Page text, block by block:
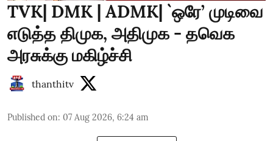
TVK| DMK | ADMK| `ஒரே’ முடிவை
எடுத்த திமுக, அதிமுக - தவெக
அரசுக்கு மகிழ்ச்சி
thanthitv
Published on: 07 Aug 2026, 6:24 am